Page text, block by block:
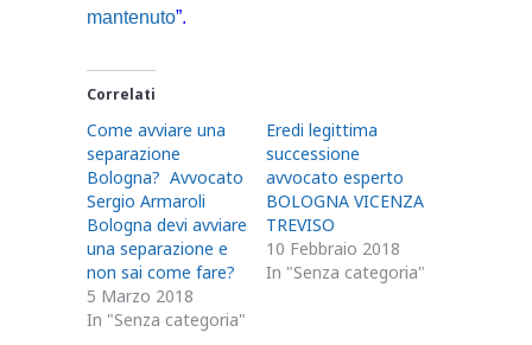
mantenuto”.
Correlati
Come avviare una
separazione
Bologna? Avvocato
Sergio Armaroli
Bologna devi avviare
una separazione e
non sai come fare?
5 Marzo 2018
In "Senza categoria"
Eredi legittima
successione
avvocato esperto
BOLOGNA VICENZA
TREVISO
10 Febbraio 2018
In "Senza categoria"